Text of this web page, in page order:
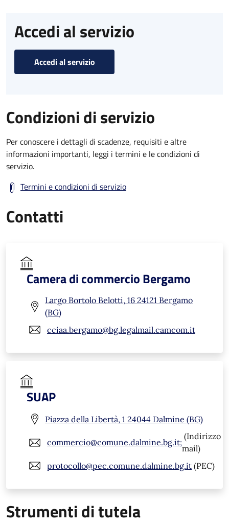
Accedi al servizio
Accedi al servizio
Condizioni di servizio
Per conoscere i dettagli di scadenze, requisiti e altre
informazioni importanti, leggi i termini e le condizioni di
servizio.
Termini e condizioni di servizio
Contatti
Camera di commercio Bergamo
Largo Bortolo Belotti, 16 24121 Bergamo
(BG)
cciaa.bergamo@bg.legalmail.camcom.it
SUAP
Piazza della Libertà, 1 24044 Dalmine (BG)
commercio@comune.dalmine.bg.it;
(Indirizzo
mail)
protocollo@pec.comune.dalmine.bg.it (PEC)
Strumenti di tutela